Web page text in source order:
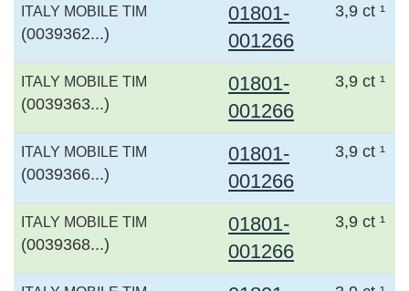
ITALY MOBILE TIM
(0039362...)
01801-
001266
3,9 ct ¹
ITALY MOBILE TIM
(0039363...)
01801-
001266
3,9 ct ¹
ITALY MOBILE TIM
(0039366...)
01801-
001266
3,9 ct ¹
ITALY MOBILE TIM
(0039368...)
01801-
001266
3,9 ct ¹